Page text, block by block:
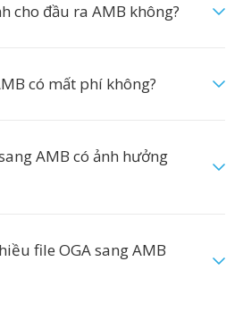
cho đầu ra AMB không?
có mất phí không?
AMB có ảnh hưởng
file OGA sang AMB